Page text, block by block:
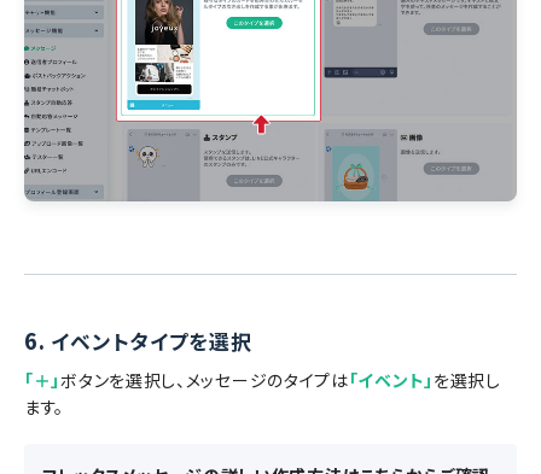
6. イベントタイプを選択
「＋」ボタンを選択し、メッセージのタイプは「イベント」 を選択し
ます。